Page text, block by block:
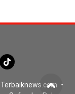
Terbaiknews.com